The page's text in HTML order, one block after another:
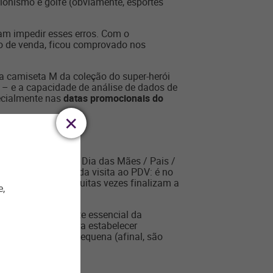
impedir esses erros. Com o
de venda, ficou comprovado nos
camiseta M da coleção do super-herói
e a capacidade de análise de dados de
nasdatas promocionais do
se vestem de Dia das Mães / Pais /
muito antes da visita ao PDV: é no
comprar – e muitas vezes finalizam a
ser uma parte essencial da
cliente à loja para estabelecer
erro é muito pequena (afinal, são